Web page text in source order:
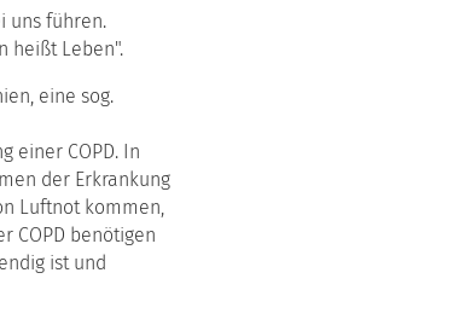
uns führen.
heißt Leben".
eine sog.
einer COPD. In
der Erkrankung
Luftnot kommen,
COPD benötigen
ist und